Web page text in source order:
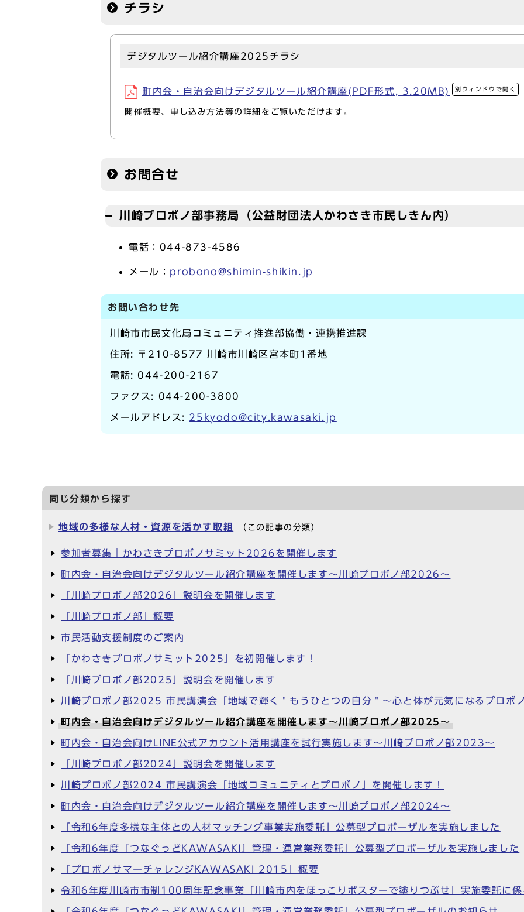
チラシ
デジタルツール紹介講座2025チラシ
町内会・自治会向けデジタルツール紹介講座(PDF形式, 3.20MB) 別ウィンドウで開く
開催概要、申し込み方法等の詳細をご覧いただけます。
お問合せ
川崎プロボノ部事務局（公益財団法人かわさき市民しきん内）
電話：044-873-4586
メール： probono@shimin-shikin.jp
お問い合わせ先
川崎市市民文化局コミュニティ推進部協働・連携推進課
住所: 〒210-8577 川崎市川崎区宮本町1番地
電話: 044-200-2167
ファクス: 044-200-3800
メールアドレス: 25kyodo@city.kawasaki.jp
同じ分類から探す
地域の多様な人材・資源を活かす取組 （この記事の分類）
参加者募集｜かわさきプロボノサミット2026を開催します
町内会・自治会向けデジタルツール紹介講座を開催します～川崎プロボノ部2026～
「川崎プロボノ部2026」説明会を開催します
「川崎プロボノ部」概要
市民活動支援制度のご案内
「かわさきプロボノサミット2025」を初開催します！
「川崎プロボノ部2025」説明会を開催します
川崎プロボノ部2025 市民講演会「地域で輝く＂もうひとつの自分＂～心と体が元気になるプロボ
町内会・自治会向けデジタルツール紹介講座を開催します～川崎プロボノ部2025～
町内会・自治会向けLINE公式アカウント活用講座を試行実施します～川崎プロボノ部2023～
「川崎プロボノ部2024」説明会を開催します
川崎プロボノ部2024 市民講演会「地域コミュニティとプロボノ」を開催します！
町内会・自治会向けデジタルツール紹介講座を開催します～川崎プロボノ部2024～
「令和6年度多様な主体との人材マッチング事業実施委託」公募型プロポーザルを実施しました
「令和6年度『つなぐっどKAWASAKI』管理・運営業務委託」公募型プロポーザルを実施しました
「プロボノサマーチャレンジKAWASAKI 2015」概要
令和6年度川崎市市制100周年記念事業「川崎市内をほっこりポスターで塗りつぶせ」実施委託に